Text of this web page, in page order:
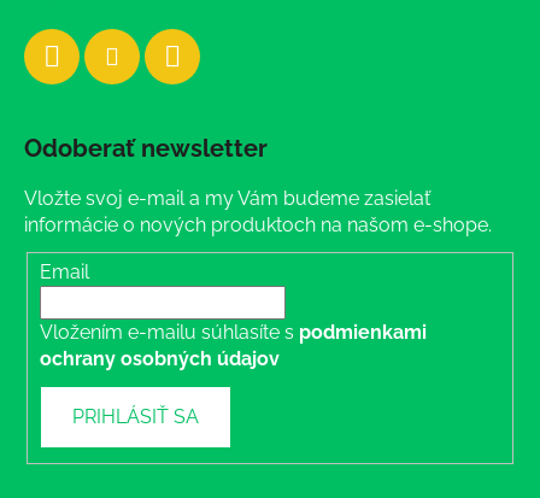
Odoberať newsletter
Vložte svoj e-mail a my Vám budeme zasielať
informácie o nových produktoch na našom e-shope.
Email
Vložením e-mailu súhlasíte s podmienkami
ochrany osobných údajov
PRIHLÁSIŤ SA